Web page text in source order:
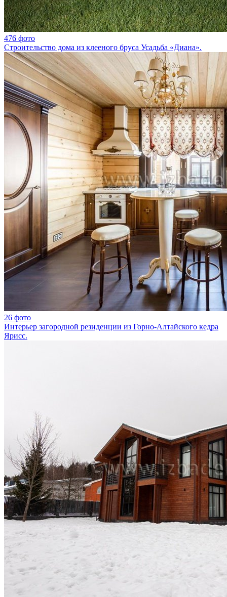
476 фото
Строительство дома из клееного бруса Усадьба «Диана».
26 фото
Интерьер загородной резиденции из Горно-Алтайского кедра
Ярисс.